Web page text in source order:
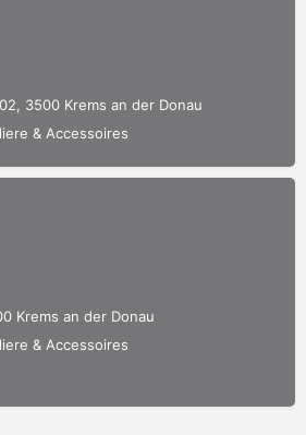
3500 Krems an der Donau
& Accessoires
Krems an der Donau
& Accessoires